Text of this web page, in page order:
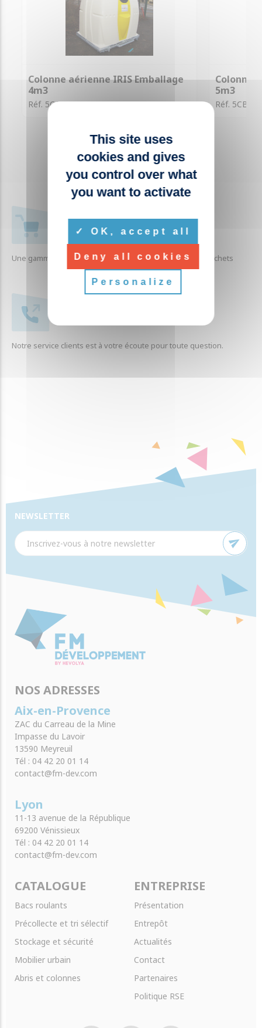
Colonne aérienne IRIS Emballage
4m3
Réf. 5CA010
Colonne
5m3
Réf. 5CB003
+ 1000 RÉFÉRENCES
Une gamme complète de produits liés à la collecte des déchets
Notre service clients est à votre écoute pour toute question.
NEWSLETTER
send
NOS ADRESSES
Aix-en-Provence
ZAC du Carreau de la Mine
Impasse du Lavoir
13590 Meyreuil
Tél : 04 42 20 01 14
contact@fm-dev.com
Lyon
11-13 avenue de la République
69200 Vénissieux
Tél : 04 42 20 01 14
contact@fm-dev.com
CATALOGUE
Bacs roulants
Précollecte et tri sélectif
Stockage et sécurité
Mobilier urbain
Abris et colonnes
ENTREPRISE
Présentation
Entrepôt
Actualités
Contact
Partenaires
Politique RSE
This site uses
cookies and gives
you control over what
you want to activate
OK, accept all
Deny all cookies
Personalize